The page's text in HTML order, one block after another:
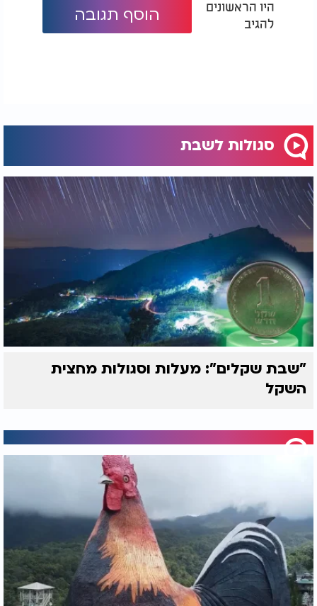
היו הראשונים
להגיב
הוסף תגובה
סגולות לשבת
"שבת שקלים": מעלות וסגולות מחצית
השקל